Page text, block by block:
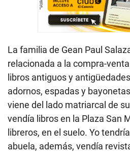
La familia de Gean Paul
relacionada a la compra-
libros antiguos y
adornos, espadas y
viene del lado matriarcal de
vendía libros en la Plaza San
libreros, en el suelo. Yo
abuela, además, vendía